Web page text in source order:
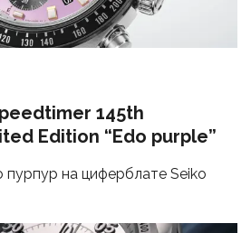
145th
Edition “Edo purple”
на циферблате Seiko